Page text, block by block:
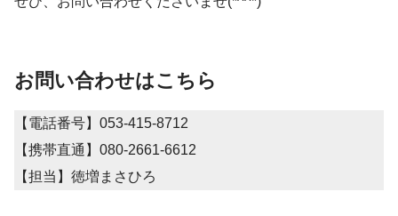
お問い合わせはこちら
【電話番号】053-415-8712
【携帯直通】080-2661-6612
【担当】徳増まさひろ